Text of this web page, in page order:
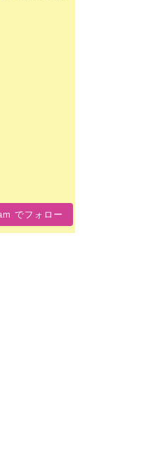
でフォロー